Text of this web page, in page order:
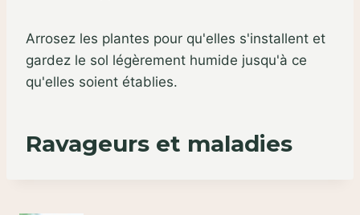
Arrosez les plantes pour qu'elles s'installent et
gardez le sol légèrement humide jusqu'à ce
qu'elles soient établies.
Ravageurs et maladies